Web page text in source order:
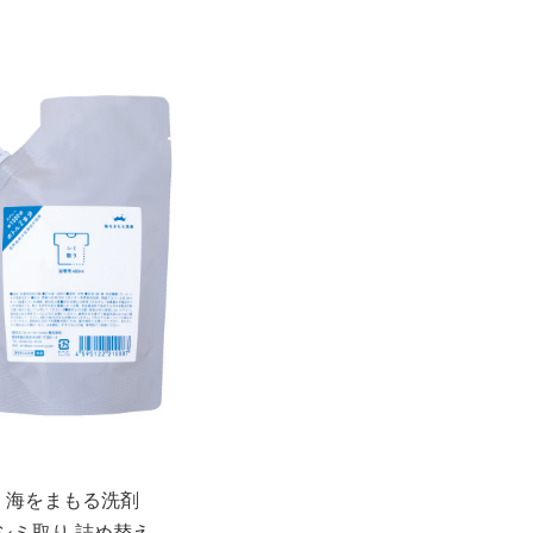
海をまもる洗剤